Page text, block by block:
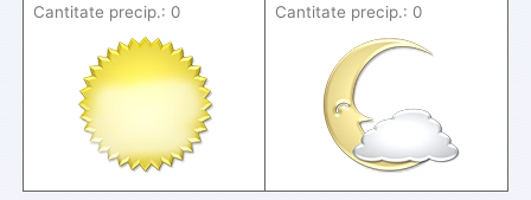
Cantitate precip.: 0
Cantitate precip.: 0